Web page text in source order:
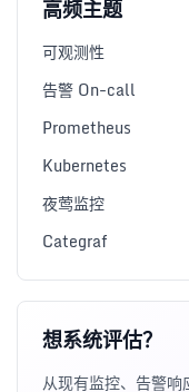
高频主题
可观测性
告警 On-call
Prometheus
Kubernetes
夜莺监控
Categraf
想系统评估？
从现有监控、告警